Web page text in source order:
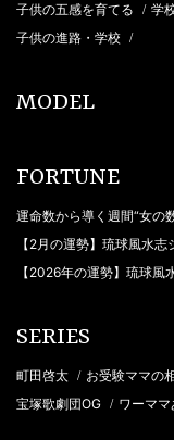
子供の五感を育てる / 学
子供の進路・学校 /
MODEL
FORTUNE
運命数から導く週間“女の
【2月の運勢】琉球風水
【2026年の運勢】琉球風
SERIES
町田啓太 / お受験ママの
宝塚歌劇団OG / ワーマ